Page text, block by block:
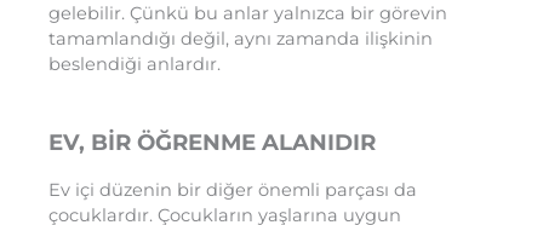
gelebilir. Çünkü bu anlar yalnızca bir görevin
tamamlandığı değil, aynı zamanda ilişkinin
beslendiği anlardır.
EV, BİR ÖĞRENME ALANIDIR
Ev içi düzenin bir diğer önemli parçası da
çocuklardır. Çocukların yaşlarına uygun